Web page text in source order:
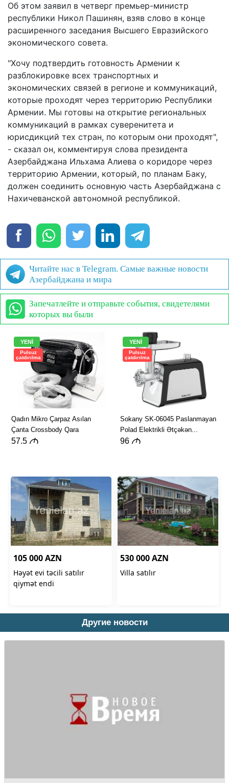
Об этом заявил в четверг премьер-министр
республики Никол Пашинян, взяв слово в конце
расширенного заседания Высшего Евразийского
экономического совета.
"Хочу подтвердить готовность Армении к
разблокировке всех транспортных и
экономических связей в регионе и коммуникаций,
которые проходят через территорию Республики
Армении. Мы готовы на открытие региональных
коммуникаций в рамках суверенитета и
юрисдикций тех стран, по которым они проходят",
- сказал он, комментируя слова президента
Азербайджана Ильхама Алиева о коридоре через
территорию Армении, который, по планам Баку,
должен соединить основную часть Азербайджана с
Нахичеванской автономной республикой.
Читайте нас в Telegram. Самые важные новости
Азербайджана и мира
Запечатлейте и отправьте события, свидетелями
которых вы были
Другие новости